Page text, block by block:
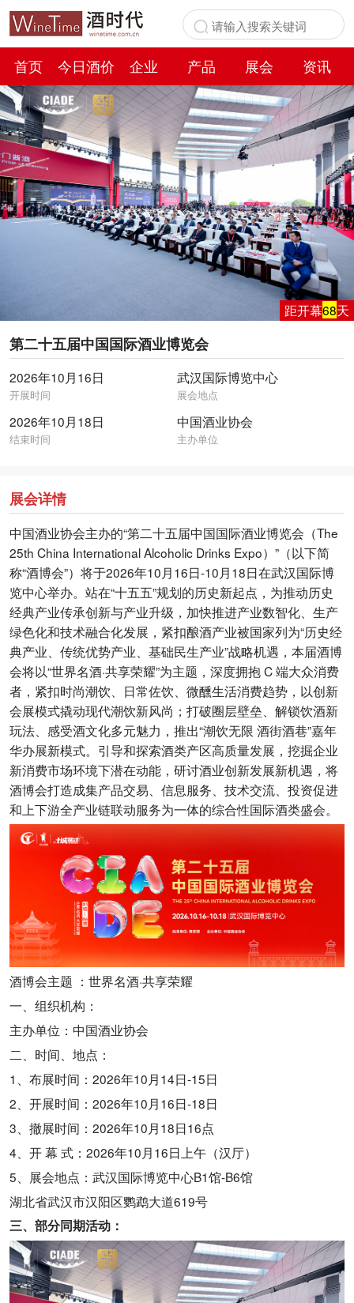
首页 今日酒价 企业 产品 展会
资讯
百科
距开幕68天
第二十五届中国国际酒业博览会
2026年10月16日
开展时间
武汉国际博览中心
展会地点
2026年10月18日
结束时间
中国酒业协会
主办单位
展会详情
中国酒业协会主办的“第二十五届中国国际酒业博览会（The
25th China International Alcoholic Drinks Expo）”（以下简
称“酒博会”）将于2026年10月16日-10月18日在武汉国际博
览中心举办。站在“十五五”规划的历史新起点，为推动历史
经典产业传承创新与产业升级，加快推进产业数智化、生产
绿色化和技术融合化发展，紧扣酿酒产业被国家列为“历史经
典产业、传统优势产业、基础民生产业”战略机遇，本届酒博
会将以“世界名酒·共享荣耀”为主题，深度拥抱 C 端大众消费
者，紧扣时尚潮饮、日常佐饮、微醺生活消费趋势，以创新
会展模式撬动现代潮饮新风尚；打破圈层壁垒、解锁饮酒新
玩法、感受酒文化多元魅力，推出“潮饮无限 酒街酒巷”嘉年
华办展新模式。引导和探索酒类产区高质量发展，挖掘企业
新消费市场环境下潜在动能，研讨酒业创新发展新机遇，将
酒博会打造成集产品交易、信息服务、技术交流、投资促进
和上下游全产业链联动服务为一体的综合性国际酒类盛会。
酒博会主题 ：世界名酒·共享荣耀
一、组织机构：
主办单位：中国酒业协会
二、时间、地点：
1、布展时间：2026年10月14日-15日
2、开展时间：2026年10月16日-18日
3、撤展时间：2026年10月18日16点
4、开 幕 式：2026年10月16日上午（汉厅）
5、展会地点：武汉国际博览中心B1馆-B6馆
湖北省武汉市汉阳区鹦鹉大道619号
三、部分同期活动：